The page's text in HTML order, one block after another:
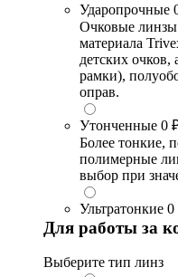
Ударопрочные
Очковые линзы
материала
детских очков,
рамки),
оправ.
Утонченные 0
Более тонкие,
полимерные
выбор при
Ультратонкие 0
Для работы за
Выберите тип линз